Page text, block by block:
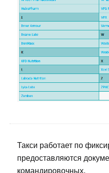
Такси работает по
предоставляются
командировочных.